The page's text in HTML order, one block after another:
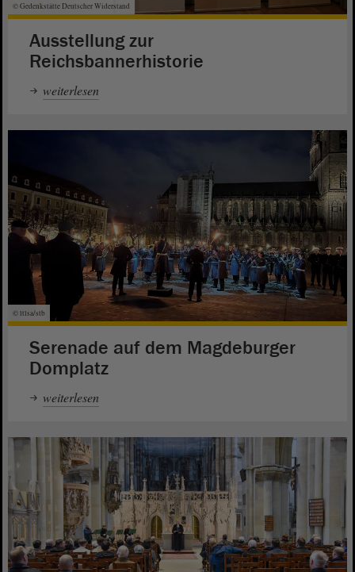
© Gedenkstätte Deutscher Widerstand
Ausstellung zur
Reichsbannerhistorie
weiterlesen
© ltlsa/stb
Serenade auf dem Magdeburger
Domplatz
weiterlesen